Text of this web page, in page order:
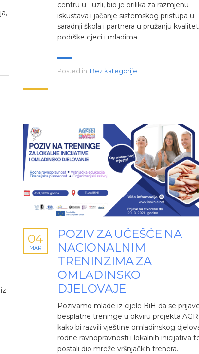
centru u Tuzli, bio je prilika za razmjenu
iskustava i jačanje sistemskog pristupa u
saradnji škola i partnera u pružanju
podrške djeci i mladima.
Posted in: Bez kategorije
POZIV ZA UČEŠĆE NA
NACIONALNIM
TRENINZIMA ZA
OMLADINSKO
DJELOVAJE
04
MAR
Pozivamo mlade iz cijele BiH da se
besplatne treninge u okviru projekta
kako bi razvili vještine omladinskog
rodne ravnopravnosti i lokalnih inicijativa
postali dio mreže vršnjačkih trenera.